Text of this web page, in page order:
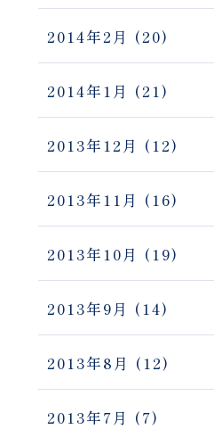
2014年2月 (20)
2014年1月 (21)
2013年12月 (12)
2013年11月 (16)
2013年10月 (19)
2013年9月 (14)
2013年8月 (12)
2013年7月 (7)